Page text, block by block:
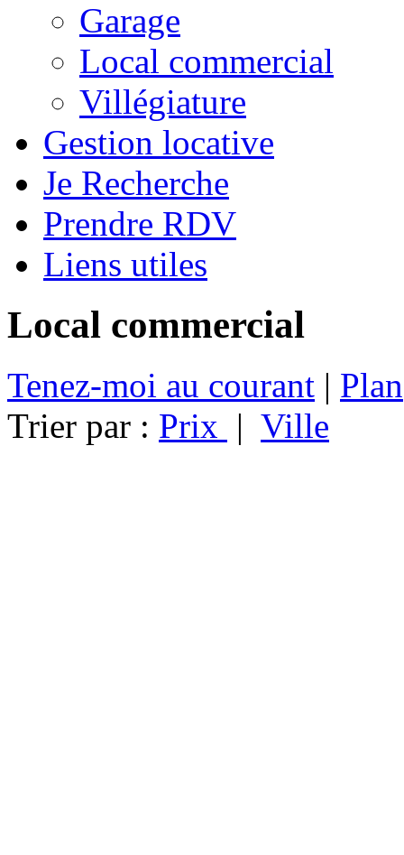
Garage
Local commercial
Villégiature
Gestion locative
Je Recherche
Prendre RDV
Liens utiles
Local commercial
Tenez-moi au courant | Plan
Trier par : Prix | Ville